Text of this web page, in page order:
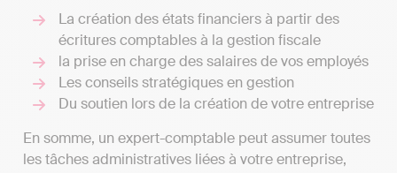
La création des états financiers à partir des
écritures comptables à la gestion fiscale
la prise en charge des salaires de vos employés
Les conseils stratégiques en gestion
Du soutien lors de la création de votre entreprise
En somme, un expert-comptable peut assumer toutes
les tâches administratives liées à votre entreprise,